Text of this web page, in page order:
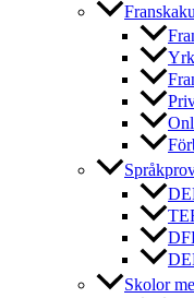
Skolor